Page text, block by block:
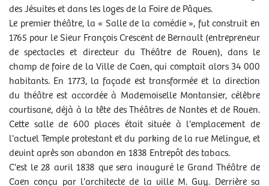
des Jésuites et dans les loges de la Foire de Pâques.
Le premier théâtre, la « Salle de la comédie », fut construit en
1765 pour le Sieur François Crescent de Bernault (entrepreneur
de spectacles et directeur du Théâtre de Rouen), dans le
champ de foire de la Ville de Caen, qui comptait alors 34 000
habitants. En 1773, la façade est transformée et la direction
du théâtre est accordée à Mademoiselle Montansier, célèbre
courtisane, déjà à la tête des Théâtres de Nantes et de Rouen.
Cette salle de 600 places était située à l'emplacement de
l'actuel Temple protestant et du parking de la rue Melingue, et
devint après son abandon en 1838 Entrepôt des tabacs.
C'est le 28 avril 1838 que sera inauguré le Grand Théâtre de
Caen conçu par l'architecte de la ville M. Guy. Derrière sa